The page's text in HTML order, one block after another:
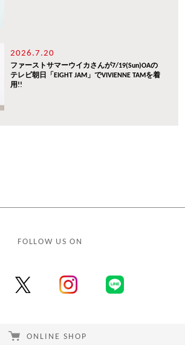
2026.7.20
ファーストサマーウイカさんが7/19(Sun)OAの
テレビ朝日「EIGHT JAM」でVIVIENNE TAMを着
用!!
FOLLOW US ON
ONLINE SHOP